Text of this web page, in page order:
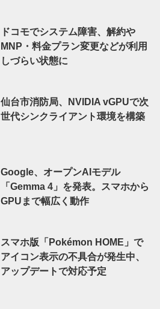
ドコモでシステム障害、解約や
MNP・料金プラン変更などが利用
しづらい状態に
仙台市消防局、NVIDIA vGPUで次
世代シンクライアント環境を構築
Google、オープンAIモデル
「Gemma 4」を発表。スマホから
GPUまで幅広く動作
スマホ版「Pokémon HOME」で
アイコン表示の不具合が発生中、
アップデートで対応予定